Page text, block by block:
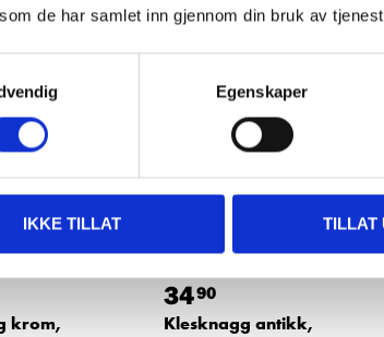
de har samlet inn gjennom din bruk av
Egenskaper
IKKE TILLAT TILLAT
krom,
3490
Klesknagg antikk,